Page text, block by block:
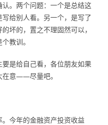
。两个问题：一个是总结这
给别人看。另一个，是写了
坏的，置之不理固然可以，
教训。
是给自己看，各位朋友如果
在意——尽量吧。
今年的金融资产投资收益